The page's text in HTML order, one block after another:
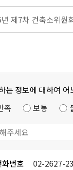
제7차 건축소위원
는 정보에 대하여
족 보통
화번호 02-2627-